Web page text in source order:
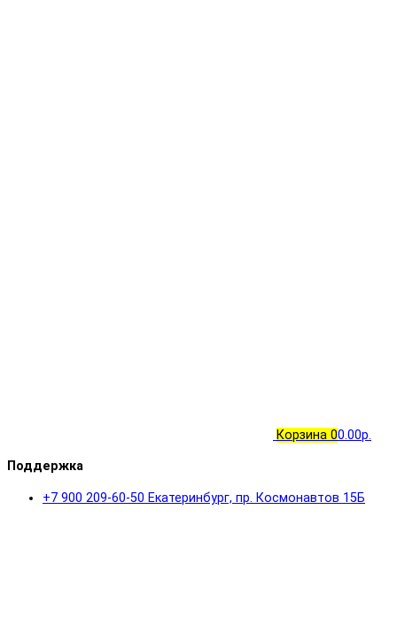
Корзина 00.00р.
Поддержка
+7 900 209-60-50 Екатеринбург, пр. Космонавтов 15Б